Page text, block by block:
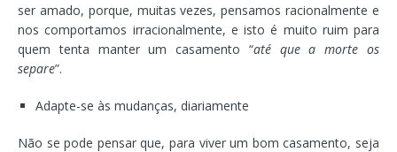
ser amado, porque, muitas vezes, pensamos racionalmente e
nos comportamos irracionalmente, e isto é muito ruim para
quem tenta manter um casamento “até que a morte os
separe”.
Adapte-se às mudanças, diariamente
Não se pode pensar que, para viver um bom casamento, seja